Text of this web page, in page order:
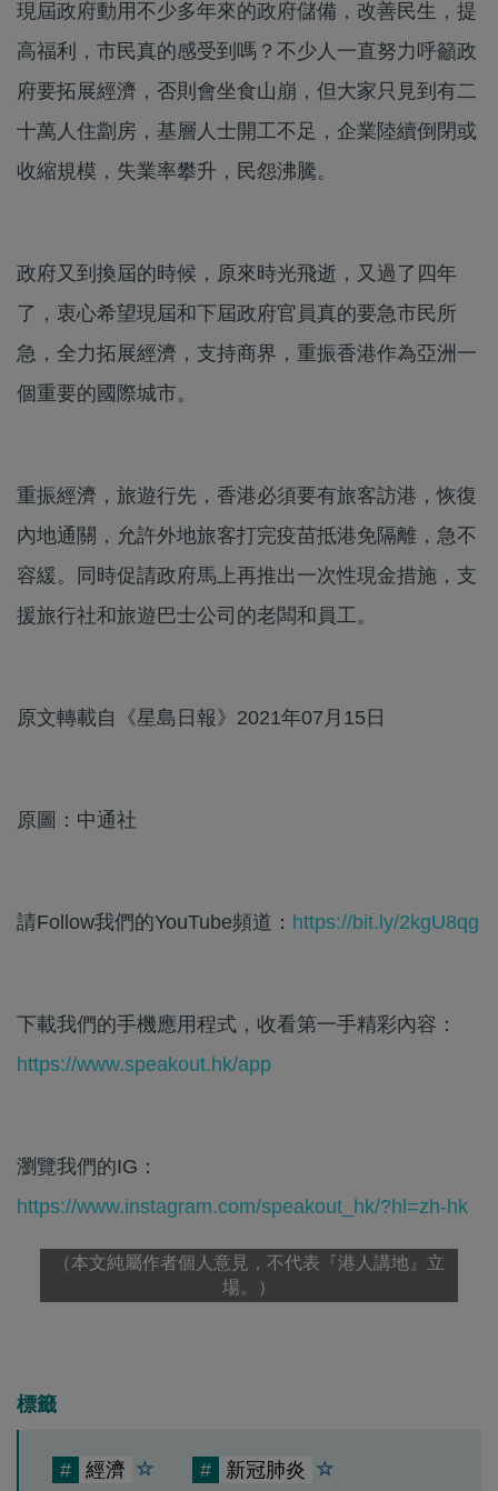
現屆政府動用不少多年來的政府儲備，改善民生，提
高福利，市民真的感受到嗎？不少人一直努力呼籲政
府要拓展經濟，否則會坐食山崩，但大家只見到有二
十萬人住劏房，基層人士開工不足，企業陸續倒閉或
收縮規模，失業率攀升，民怨沸騰。
政府又到換屆的時候，原來時光飛逝，又過了四年
了，衷心希望現屆和下屆政府官員真的要急市民所
急，全力拓展經濟，支持商界，重振香港作為亞洲一
個重要的國際城市。
重振經濟，旅遊行先，香港必須要有旅客訪港，恢復
內地通關，允許外地旅客打完疫苗抵港免隔離，急不
容緩。同時促請政府馬上再推出一次性現金措施，支
援旅行社和旅遊巴士公司的老闆和員工。
原文轉載自《星島日報》2021年07月15日
原圖：中通社
請Follow我們的YouTube頻道： https://bit.ly/2kgU8qg
下載我們的手機應用程式，收看第一手精彩內容：
https://www.speakout.hk/app
瀏覽我們的IG：
https://www.instagram.com/speakout_hk/?hl=zh-hk
（本文純屬作者個人意見，不代表『港人講地』立
場。）
標籤
# 經濟 # 新冠肺炎